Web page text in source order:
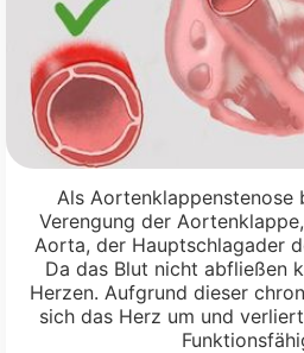
Als Aortenklappenstenose
Verengung der
Aorta, der Hauptschlagader
Da das Blut nicht abfließen
Herzen. Aufgrund dieser
sich das Herz um und